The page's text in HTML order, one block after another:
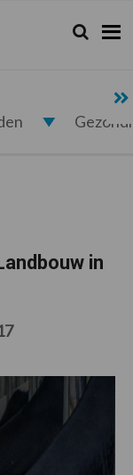
Zoeken...
Zoek
in